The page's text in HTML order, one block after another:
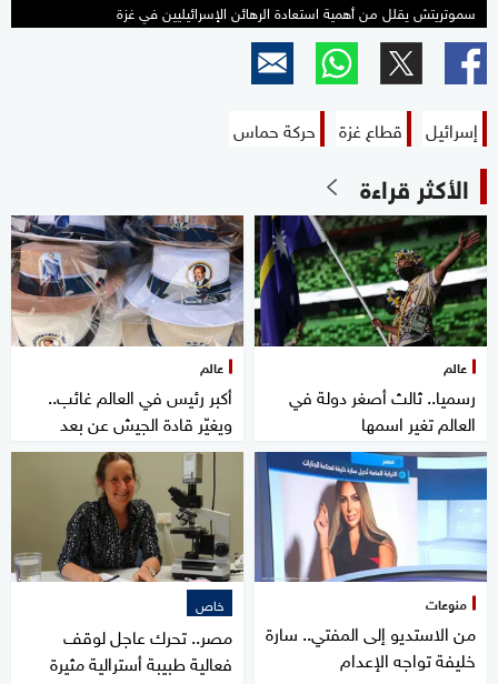
سموتريتش يقلل من أهمية استعادة الرهائن الإسرائيليين في غزة
إسرائيل قطاع غزة حركة حماس
الأكثر قراءة
عالم
رسميا.. ثالث أصغر دولة في
العالم تغير اسمها
عالم
أكبر رئيس في العالم غائب..
ويغيّر قادة الجيش عن بعد
منوعات
من الاستديو إلى المفتي.. سارة
خليفة تواجه الإعدام
خاص
مصر.. تحرك عاجل لوقف
فعالية طبيبة أسترالية مثيرة